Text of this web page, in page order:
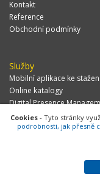
Kontakt
Reference
Obchodní podmínky
Služby
Mobilní aplikace ke
Online katalogy
Digital Presence
Více zákazníků
© 2026 MEDIATEL
+420 771
Cookies - Tyto stránky
podrobnosti, jak přesně